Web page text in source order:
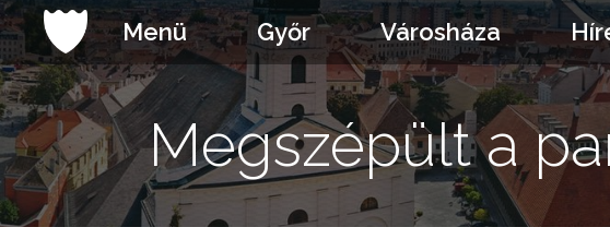
Ugrás
a
tartalomhoz
Menü Győr Városháza
Megszépült a